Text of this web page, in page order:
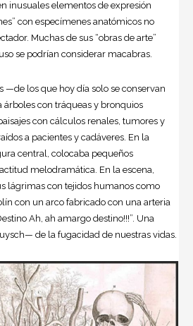
inusuales elementos de expresión
con especímenes anatómicos no
Muchas de sus “obras de arte”
se podrían considerar macabras.
—de los que hoy día solo se conservan
con tráqueas y bronquios
con cálculos renales, tumores y
a pacientes y cadáveres. En la
central, colocaba pequeños
melodramática. En la escena,
lágrimas con tejidos humanos como
con un arco fabricado con una arteria
Ah, ah amargo destino!!!”. Una
de la fugacidad de nuestras vidas.